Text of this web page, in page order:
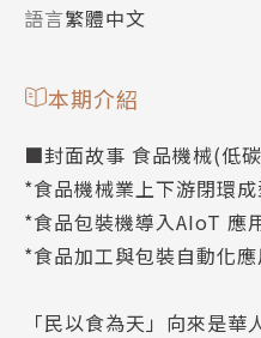
語言繁體中文
本期介紹
■封面故事 食品機械(低
*食品機械業上下游閉環成
*食品包裝機導入AIoT 應
​*食品加工與包裝自動化
「民以食為天」向來是華